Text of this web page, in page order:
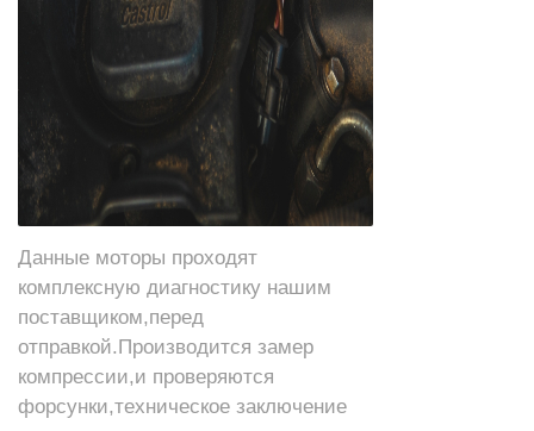
Данные моторы проходят
комплексную диагностику нашим
поставщиком,перед
отправкой.Производится замер
компрессии,и проверяются
форсунки,техническое заключение